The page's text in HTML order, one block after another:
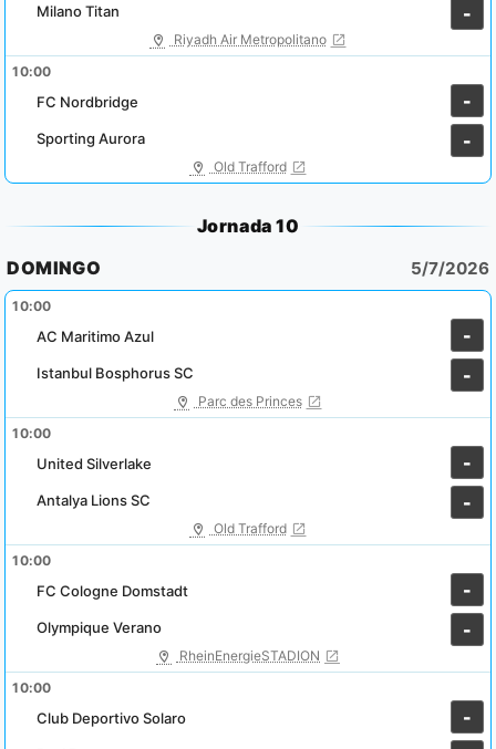
-
Milano Titan
Riyadh Air Metropolitano
10:00
FC Nordbridge
-
-
Sporting Aurora
Old Trafford
Jornada 10
DOMINGO
5/7/2026
10:00
AC Maritimo Azul
-
-
Istanbul Bosphorus SC
Parc des Princes
10:00
United Silverlake
-
-
Antalya Lions SC
Old Trafford
10:00
FC Cologne Domstadt
-
-
Olympique Verano
RheinEnergieSTADION
10:00
Club Deportivo Solaro
-